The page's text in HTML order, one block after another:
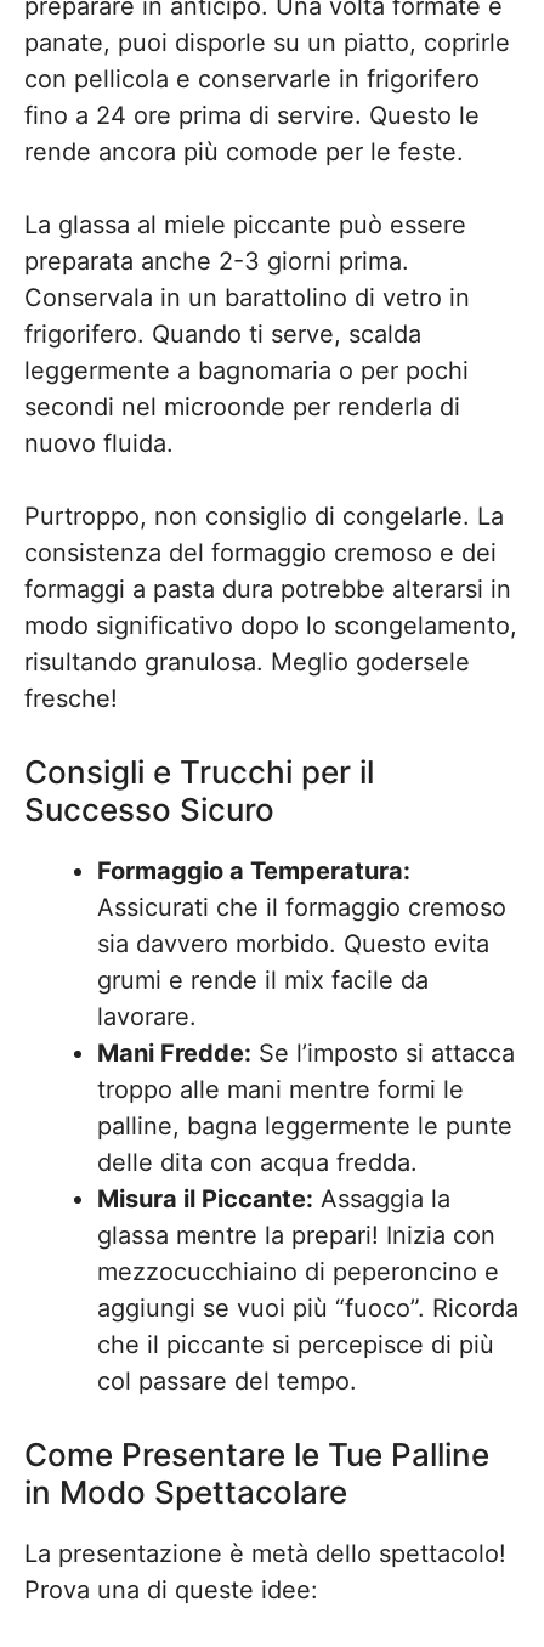
preparare in anticipo. Una volta formate e
panate, puoi disporle su un piatto, coprirle
con pellicola e conservarle in frigorifero
fino a 24 ore prima di servire. Questo le
rende ancora più comode per le feste.
La glassa al miele piccante può essere
preparata anche 2-3 giorni prima.
Conservala in un barattolino di vetro in
frigorifero. Quando ti serve, scalda
leggermente a bagnomaria o per pochi
secondi nel microonde per renderla di
nuovo fluida.
Purtroppo, non consiglio di congelarle. La
consistenza del formaggio cremoso e dei
formaggi a pasta dura potrebbe alterarsi in
modo significativo dopo lo scongelamento,
risultando granulosa. Meglio godersele
fresche!
Consigli e Trucchi per il
Successo Sicuro
Formaggio a Temperatura:
Assicurati che il formaggio cremoso
sia davvero morbido. Questo evita
grumi e rende il mix facile da
lavorare.
Mani Fredde: Se l’imposto si attacca
troppo alle mani mentre formi le
palline, bagna leggermente le punte
delle dita con acqua fredda.
Misura il Piccante: Assaggia la
glassa mentre la prepari! Inizia con
mezzocucchiaino di peperoncino e
aggiungi se vuoi più “fuoco”. Ricorda
che il piccante si percepisce di più
col passare del tempo.
Come Presentare le Tue Palline
in Modo Spettacolare
La presentazione è metà dello spettacolo!
Prova una di queste idee: